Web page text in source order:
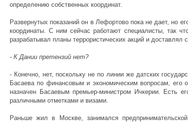
определению собственных координат.
Развернутых показаний он в Лефортово пока не дает, но
координаты. С ним сейчас работают специалисты, так
разрабатывал планы террористических акций и доставлял
- К Дании претензий нет?
- Конечно, нет, поскольку не по линии же датских
Басаева по финансовым и экономическим вопросам, его
назначен Басаевым премьер-министром Ичкерии. Есть
различными отметками и визами.
Раньше жил в Москве, занимался